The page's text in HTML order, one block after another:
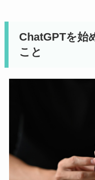
ChatGPTを始
こと